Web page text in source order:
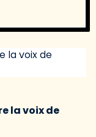
la voix de